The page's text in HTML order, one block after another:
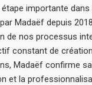
importante
Madaëf depuis
de nos processus
constant de
Madaëf confirme
et la